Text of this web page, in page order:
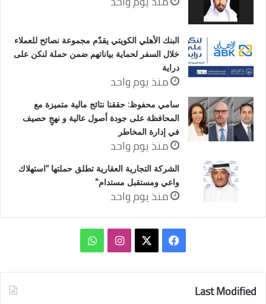
البنك الأهلي الكويتي يقدّم مجموعة نصائح للعملاء
خلال السفر لحماية بياناتهم ضمن حملة لنكن على
دراية
منذ يوم واحد
سامي محفوظ: حققنا نتائج مالية متميزة مع
المحافظة على جودة أصول عالية و نهجٍ حصيف
في إدارة المخاطر
منذ يوم واحد
الشركة التجارية العقارية تطلق حملتها “استهلاك
واعي ومستقبل مستدام”
منذ يوم واحد
فيسبوك انستقرامواتساب
Last Modified